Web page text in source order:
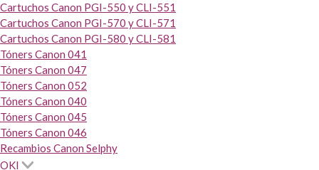
Cartuchos Canon PGI-550 y CLI-551
Cartuchos Canon PGI-570 y CLI-571
Cartuchos Canon PGI-580 y CLI-581
Tóners Canon 041
Tóners Canon 047
Tóners Canon 052
Tóners Canon 040
Tóners Canon 045
Tóners Canon 046
Recambios Canon Selphy
OKI